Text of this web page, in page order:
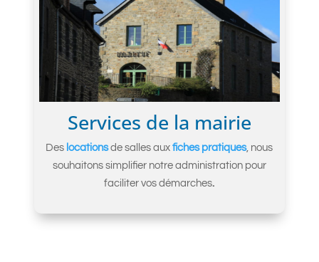
Services de la mairie
Des locations de salles auxfiches pratiques, nous
souhaitons simplifier notre administration pour
faciliter vos démarches.